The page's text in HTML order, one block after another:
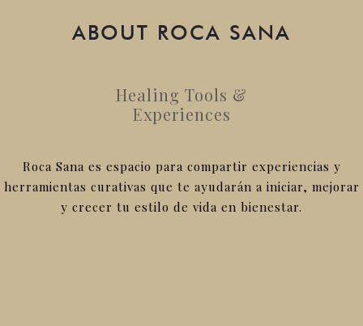
ABOUT ROCA SANA
Healing Tools &
Experiences
Roca Sana es espacio para compartir experiencias y
herramientas curativas que te ayudarán a iniciar, mejorar
y crecer tu estilo de vida en bienestar.